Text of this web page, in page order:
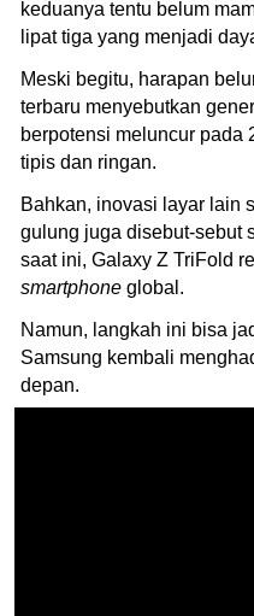
keduanya tentu belum
lipat tiga yang menjadi
Meski begitu, harapan
terbaru menyebutkan
berpotensi meluncur pada
tipis dan ringan.
Bahkan, inovasi layar lain
gulung juga disebut-sebut
saat ini, Galaxy Z TriFold
smartphone global.
Namun, langkah ini bisa
Samsung kembali
depan.